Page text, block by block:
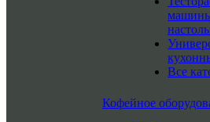
Все
Кофейное